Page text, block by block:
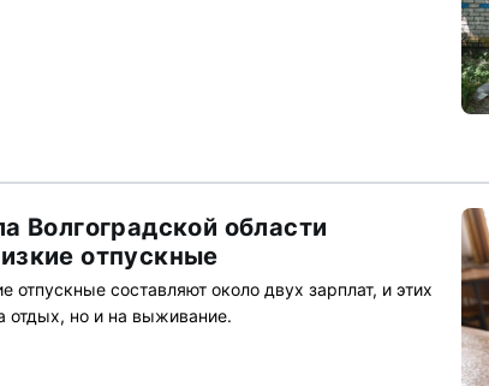
Волгоградской области
отпускные
отпускные составляют около двух зарплат, и этих
отдых, но и на выживание.